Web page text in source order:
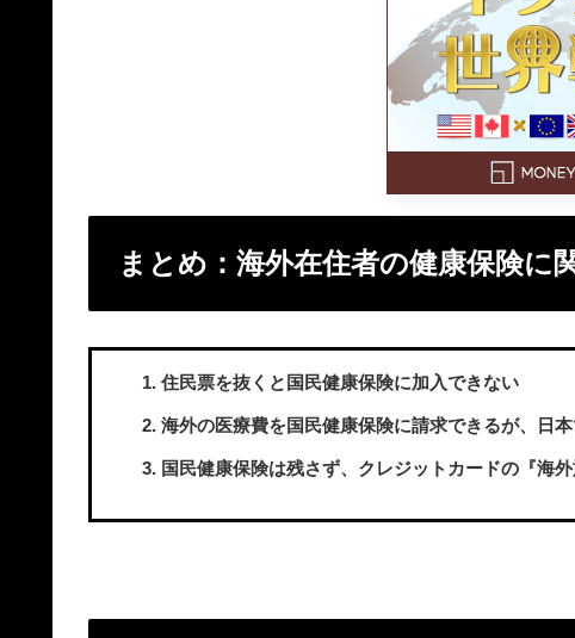
まとめ：海外在住者の健康保険に
住民票を抜くと国民健康保険に加入できない
海外の医療費を国民健康保険に請求できるが、日
国民健康保険は残さず、クレジットカードの『海